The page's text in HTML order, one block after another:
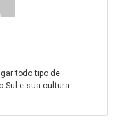
todo tipo de
Sul e sua cultura.